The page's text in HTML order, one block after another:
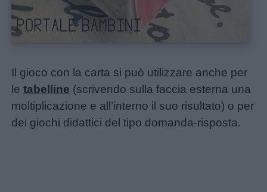
Il gioco con la carta si può utilizzare anche per
letabelline (scrivendo sulla faccia esterna una
moltiplicazione e all’interno il suo risultato) o per
dei giochi didattici del tipo domanda-risposta.